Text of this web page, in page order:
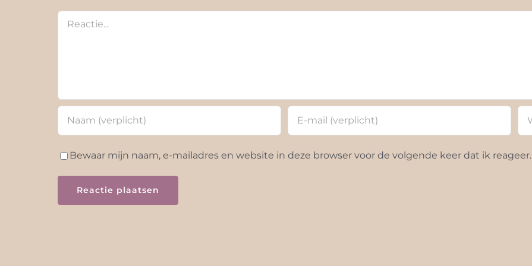
Reactie
Bewaar mijn naam, e-mailadres en website in deze browser voor de volgende keer dat ik reageer.